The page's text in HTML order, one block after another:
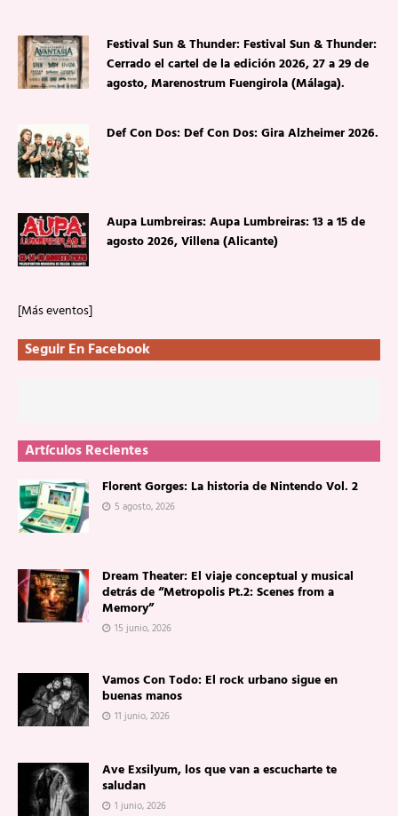
Festival Sun & Thunder: Festival Sun & Thunder:
Cerrado el cartel de la edición 2026, 27 a 29 de
agosto, Marenostrum Fuengirola (Málaga).
Def Con Dos: Def Con Dos: Gira Alzheimer 2026.
Aupa Lumbreiras: Aupa Lumbreiras: 13 a 15 de
agosto 2026, Villena (Alicante)
[Más eventos]
Seguir En Facebook
Artículos Recientes
Florent Gorges: La historia de Nintendo Vol. 2
5 agosto, 2026
Dream Theater: El viaje conceptual y musical
detrás de “Metropolis Pt.2: Scenes from a
Memory”
15 junio, 2026
Vamos Con Todo: El rock urbano sigue en
buenas manos
11 junio, 2026
Ave Exsilyum, los que van a escucharte te
saludan
1 junio, 2026